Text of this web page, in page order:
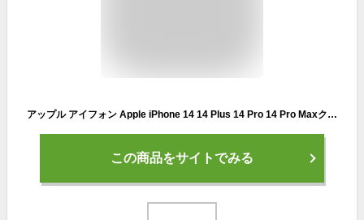
アップル アイフォン Apple iPhone 14 14 Plus 14 Pro 14 Pro Maxクリア ケース シリコン 背面カバー レディース かわいい CASE 持ちやすい 耐衝撃 軽量 衝撃防止 落下防止 指紋防止 多彩 波仕様 爽やか 可愛い 透明 高級感があふれ ソフトケース フィルム おまけ付き
この商品をサイトでみる